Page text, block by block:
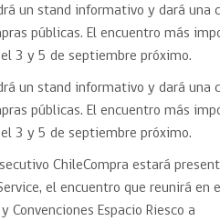
Bases Tipo de
Trato directo
electrónica
Compra Pública de
un stand informativo y dará una
públicas. El encuentro más
3 y 5 de septiembre próximo.
un stand informativo y dará una
públicas. El encuentro más
3 y 5 de septiembre próximo.
ChileCompra estará
el encuentro que reunirá en
Convenciones Espacio Riesco a